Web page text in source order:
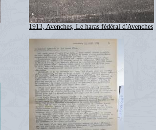
1913, Avenches, Le haras fédéral d'Avenches